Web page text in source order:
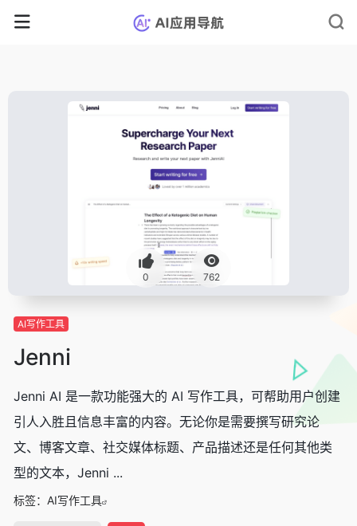
0 762
AI写作工具
Jenni
Jenni AI 是一款功能强大的 AI 写作工具，可帮助用户创建
引人入胜且信息丰富的内容。无论你是需要撰写研究论
文、博客文章、社交媒体标题、产品描述还是任何其他类
型的文本，Jenni ...
标签： AI写作工具